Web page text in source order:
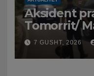
Aksident
Tomorrit/
punuan
rruga,
dy në
7 GUSHT, 2026